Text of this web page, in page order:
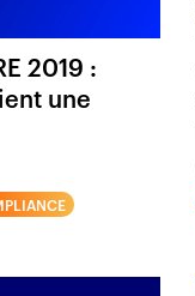
2019 :
une